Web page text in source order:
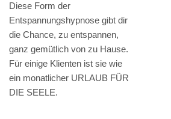
Diese Form der
Entspannungshypnose gibt dir
die Chance, zu entspannen,
ganz gemütlich von zu Hause.
Für einige Klienten ist sie wie
ein monatlicher URLAUB FÜR
DIE SEELE.